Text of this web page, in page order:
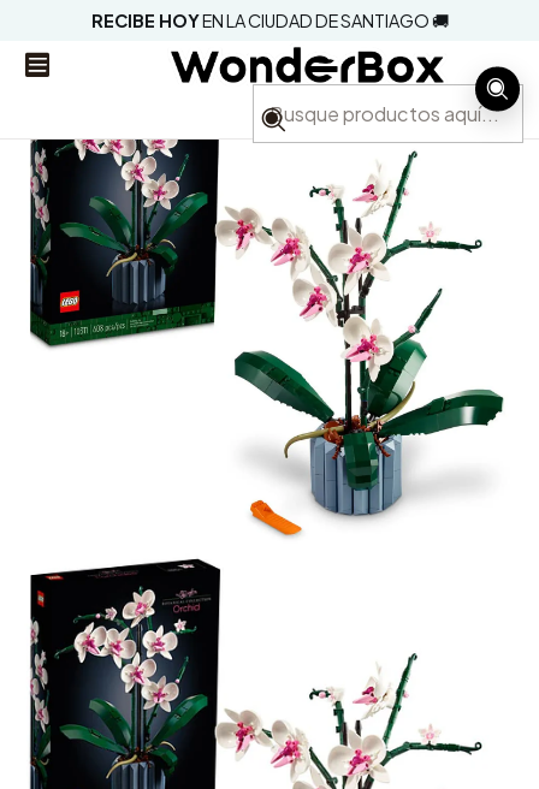
RECIBE HOYEN LA CIUDAD DE SANTIAGO 🚚